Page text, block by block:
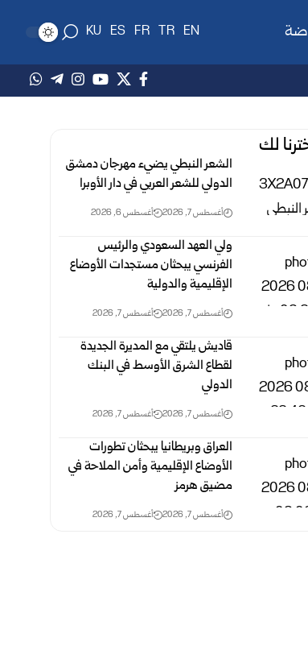
EN
TR
FR
ES
KU
لك
الشعر النبطي يضيء مهرجان دمشق
الدولي للشعر العربي في دار الأوبرا
أغسطس 7, 2026 أغسطس 6, 2026
ولي العهد السعودي والرئيس
الفرنسي يبحثان مستجدات الأوضاع
الإقليمية والدولية
أغسطس 7, 2026 أغسطس 7, 2026
قاديش يلتقي مع المديرة الجديدة
لقطاع الشرق الأوسط في البنك
الدولي
أغسطس 7, 2026 أغسطس 7, 2026
العراق وبريطانيا يبحثان تطورات
الأوضاع الإقليمية وأمن الملاحة في
مضيق هرمز
أغسطس 7, 2026 أغسطس 7, 2026